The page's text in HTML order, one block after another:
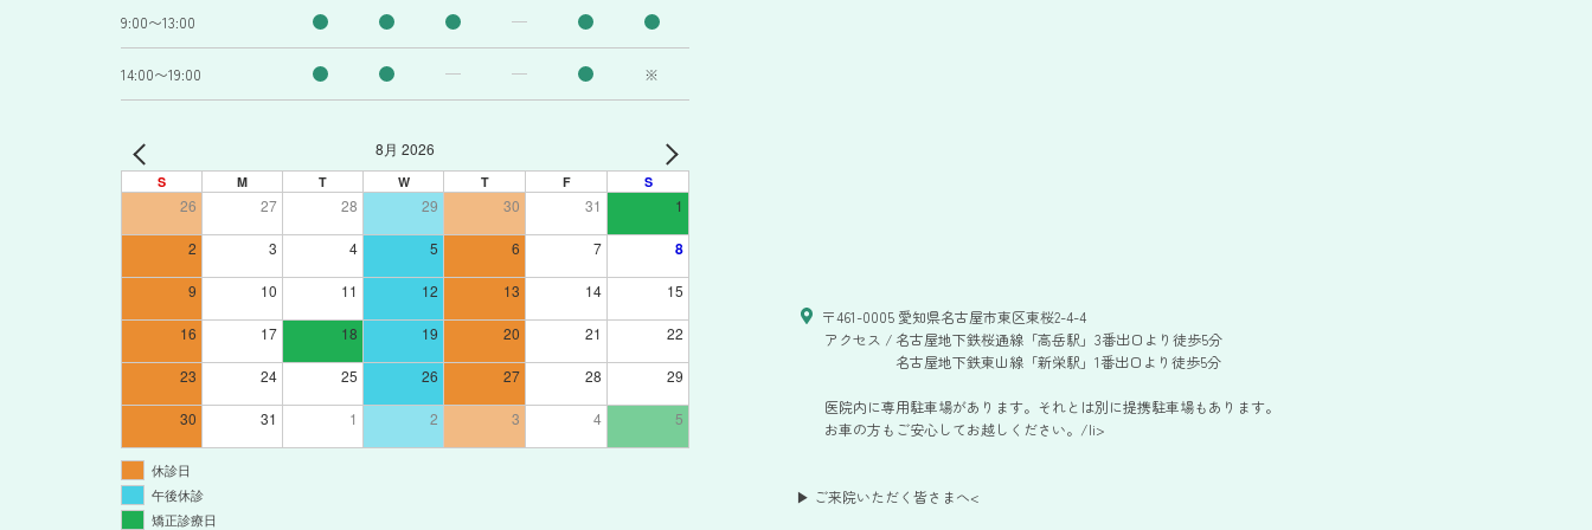
9:00〜13:00
14:00〜19:00 ※
8月 2026
S M T W T F S
26 27 28 29 30 31 1
2 3 4 5 6 7 8
9 10 11 12 13 14 15
16 17 18 19 20 21 22
23 24 25 26 27 28 29
30 31 1 2 3 4 5
休診日
午後休診
矯正診療日
〒461-0005 愛知県名古屋市東区東桜2-4-4
アクセス / 名古屋地下鉄桜通線「高岳駅」3番出口より徒歩5分
名古屋地下鉄東山線「新栄駅」1番出口より徒歩5分
医院内に専用駐車場があります。それとは別に提携駐車場もあります。
お車の方もご安心してお越しください。/li>
▶ ご来院いただく皆さまへ<